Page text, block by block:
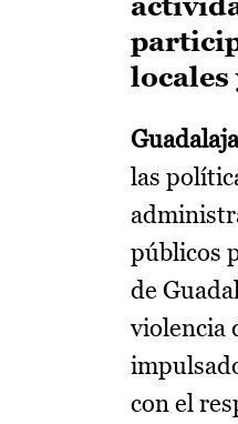
las
públicos
de
violencia
con el